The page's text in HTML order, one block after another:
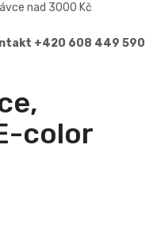
nad 3000 Kč
+420 608 449 590
color